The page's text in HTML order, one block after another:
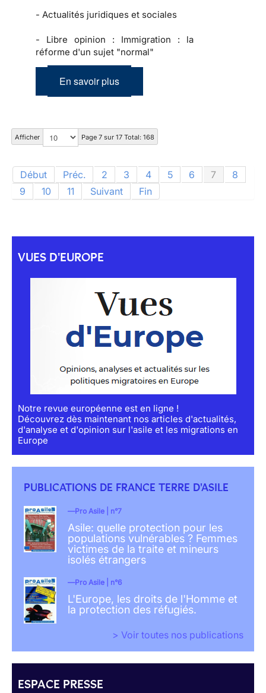
- Actualités juridiques et sociales
- Libre opinion : Immigration : la
réforme d'un sujet "normal"
En savoir plus
Afficher Page 7 sur 17 Total: 168
Début Préc. 2 3 4 5 6 7
8
9
10 11 Suivant Fin
VUES D'EUROPE
Notre revue européenne est en ligne !
Découvrez dès maintenant nos articles d'actualités,
d'analyse et d'opinion sur l'asile et les migrations en
Europe
PUBLICATIONS DE FRANCE TERRE D'ASILE
Pro Asile | n°7
Asile: quelle protection pour les
populations vulnérables ? Femmes
victimes de la traite et mineurs
isolés étrangers
Pro Asile | n°6
L'Europe, les droits de l'Homme et
la protection des réfugiés.
> Voir toutes nos publications
ESPACE PRESSE